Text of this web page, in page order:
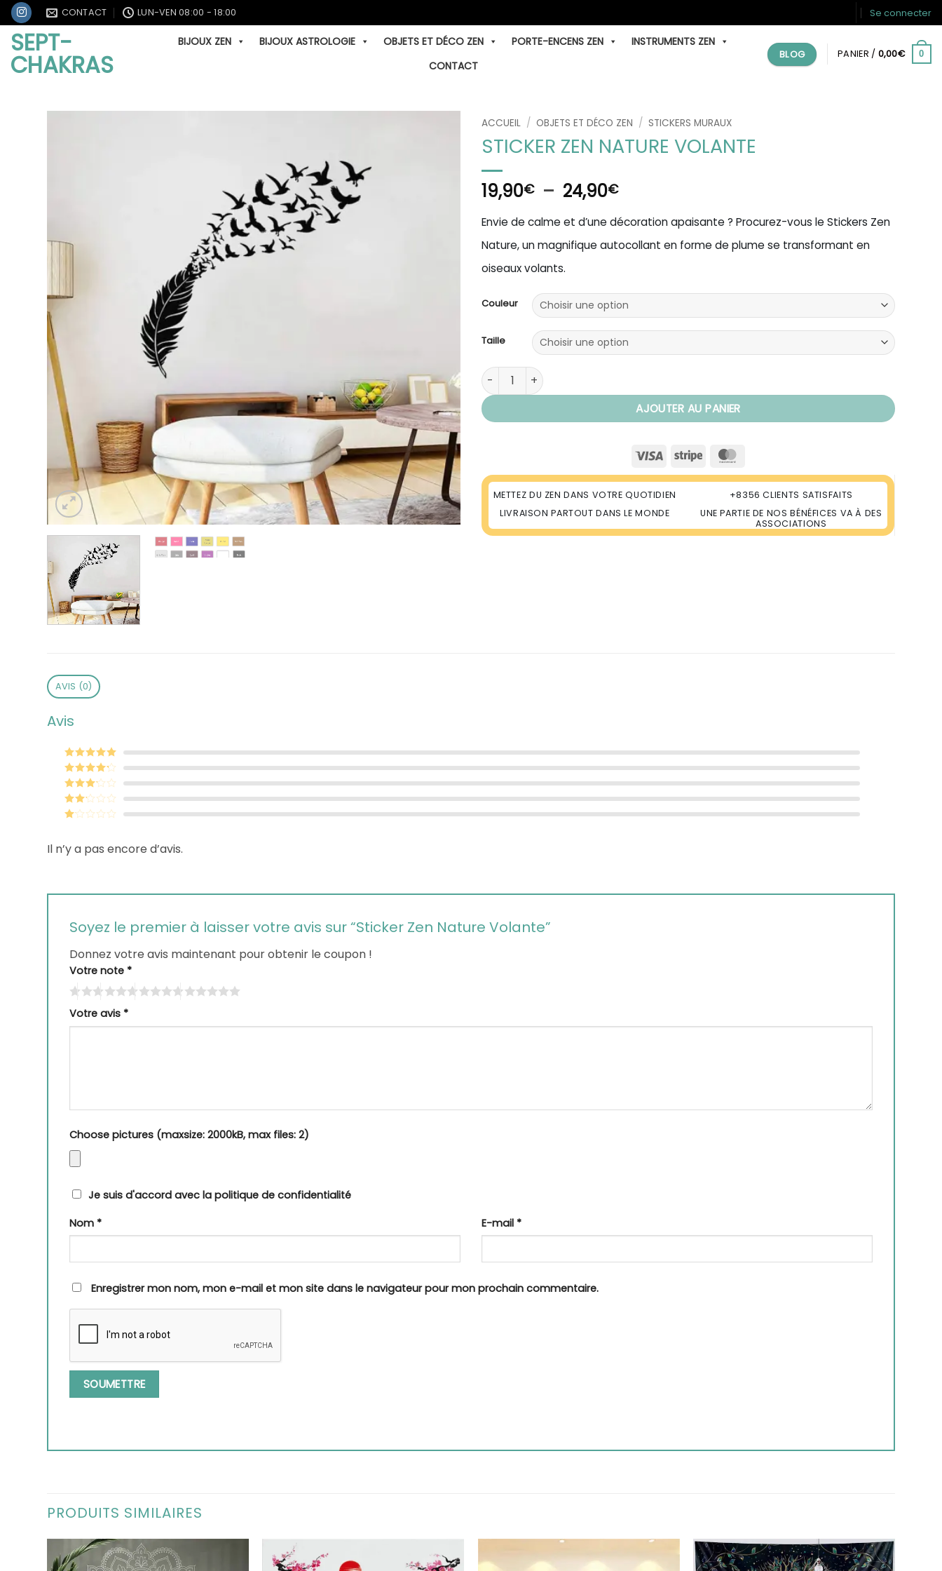
Passer
au
contenu
CONTACT LUN-VEN 08:00 - 18:00 Se connecter
SEPT-
CHAKRAS
BIJOUX ZEN BIJOUX ASTROLOGIE OBJETS ET DÉCO ZEN PORTE-ENCENS ZEN
INSTRUMENTS ZEN
CONTACT
BLOG PANIER / 0,00€ 0
ACCUEIL / OBJETS ET DÉCO ZEN / STICKERS MURAUX
STICKER ZEN NATURE VOLANTE
19,90€ – 24,90€Plage
prix :
19,90€
Envie de calme et d’une décoration apaisante ? Procurez-vous le Stickers Zen
Nature, un magnifique autocollant en forme de plume se transformant en
oiseaux volants.
Couleur
Taille
quantité de Sticker Zen Nature Volante
AJOUTER AU PANIER
Visa Stripe
METTEZ DU ZEN DANS VOTRE QUOTIDIEN
+8356 CLIENTS SATISFAITS
LIVRAISON PARTOUT DANS LE MONDE
UNE PARTIE DE NOS BÉNÉFICES VA À DES
ASSOCIATIONS
AVIS (0)
Avis
Note5sur 5
Note4
sur 5
Note3
sur 5
Note
sur
5
Il n’y a pas encore d’avis.
Soyez le premier à laisser votre avis sur “Sticker Zen Nature Volante”
Donnez votre avis maintenant pour obtenir le coupon !
Votre note *
Votre avis *
Choose pictures (maxsize: 2000kB, max files: 2)
Je suis d'accord avec la politique de confidentialité
Nom * E-mail *
Enregistrer mon nom, mon e-mail et mon site dans le navigateur pour mon prochain commentaire.
PRODUITS SIMILAIRES